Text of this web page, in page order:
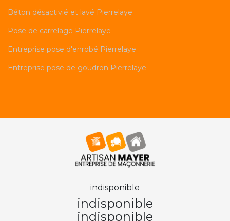
Béton désactivié et lavé Pierrelaye
Pose de carrelage Pierrelaye
Entreprise pose d'enrobé Pierrelaye
Entreprise pose de goudron Pierrelaye
indisponible
indisponible
indisponible